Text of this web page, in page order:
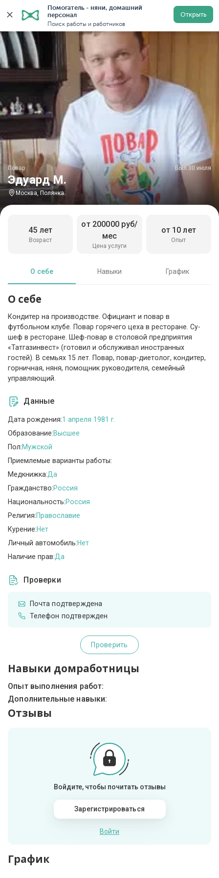
Помогатель - няни, домашний
персонал
Поиск работы и работников
Открыть
Главная Повара Повара в Москве Повара у
Эдуард М.
Повар Был 30 июля
Москва, Полянка
Возраст
45 лет
Цена услуги
от 200000 руб/
мес
Опыт
от 10 лет
О себе Навыки График
О себе
Кондитер на производстве. Официант и повар в
футбольном клубе. Повар горячего цеха в ресторане. Су-
шеф в ресторане. Шеф-повар в столовой предприятия
«Татгазинвест» (готовил и обслуживал иностранных
гостей). В семьях 15 лет. Повар, повар-диетолог, кондитер,
горничная, няня, помощник руководителя, семейный
управляющий.
Данные
Дата рождения:1 апреля 1981 г.
Образование:Высшее
Пол:Мужской
Приемлемые варианты работы:
Медкнижка:Да
Гражданство:Россия
Национальность:Россия
Религия:Православие
Курение:Нет
Личный автомобиль:Нет
Наличие прав:Да
Проверки
Почта подтверждена
Телефон подтвержден
Проверить
Навыки домработницы
Опыт выполнения работ:
Дополнительные навыки:
Отзывы
Войдите, чтобы почитать отзывы
Зарегистрироваться
Войти
График